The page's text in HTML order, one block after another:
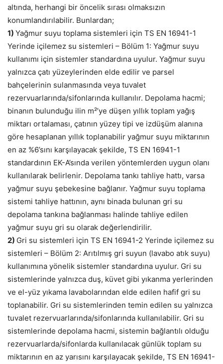
altında, herhangi bir öncelik sırası olmaksızın
konumlandırılabilir. Bunlardan;
1) Yağmur suyu toplama sistemleri için TS EN 16941-1
Yerinde içilemez su sistemleri – Bölüm 1: Yağmur suyu
kullanımı için sistemler standardına uyulur. Yağmur suyu
yalnızca çatı yüzeylerinden elde edilir ve parsel
bahçelerinin sulanmasında veya tuvalet
rezervuarlarında/sifonlarında kullanılır. Depolama hacmi;
binanın bulunduğu ilin m²’ye düşen yıllık toplam yağış
miktarı ortalaması, çatının yüzey tipi ve izdüşüm alanına
göre hesaplanan yıllık toplanabilir yağmur suyu miktarının
en az %6’sını karşılayacak şekilde, TS EN 16941-1
standardının EK-A’sında verilen yöntemlerden uygun olanı
kullanılarak belirlenir. Depolama tankı tahliye hattı, varsa
yağmur suyu şebekesine bağlanır. Yağmur suyu toplama
sistemi tahliye hattının, aynı binada bulunan gri su
depolama tankına bağlanması halinde tahliye edilen
yağmur suyu gri su olarak değerlendirilir.
2) Gri su sistemleri için TS EN 16941-2 Yerinde içilemez su
sistemleri – Bölüm 2: Arıtılmış gri suyun (lavabo atık suyu)
kullanımına yönelik sistemler standardına uyulur. Gri su
sistemlerinde yalnızca duş, küvet gibi yıkanma yerlerinden
ve el-yüz yıkama lavabolarından elde edilen hafif gri su
toplanabilir. Gri su sistemlerinden temin edilen su yalnızca
tuvalet rezervuarlarında/sifonlarında kullanılabilir. Gri su
sistemlerinde depolama hacmi, sistemin bağlantılı olduğu
rezervuarlarda/sifonlarda kullanılacak günlük toplam su
miktarının en az yarısını karşılayacak şekilde, TS EN 16941-